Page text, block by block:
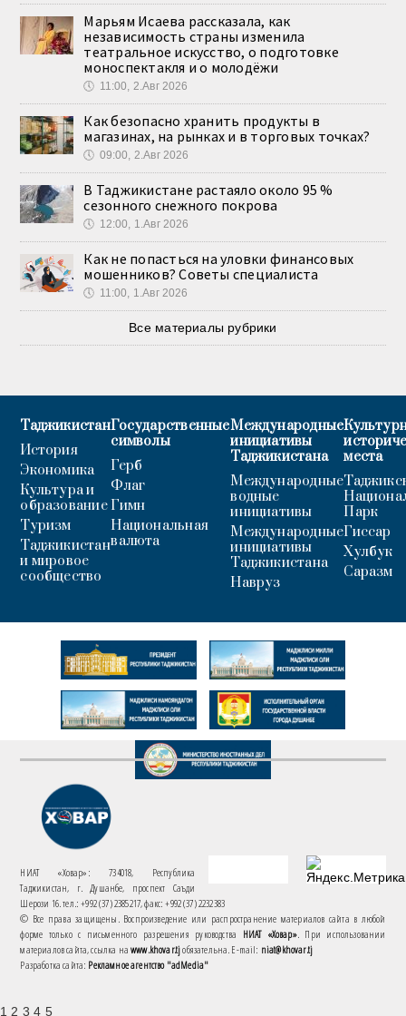
Марьям Исаева рассказала, как
независимость страны изменила
театральное искусство, о подготовке
моноспектакля и о молодёжи
🕔 11:00, 2.Авг 2026
Как безопасно хранить продукты в
магазинах, на рынках и в торговых точках?
🕔 09:00, 2.Авг 2026
В Таджикистане растаяло около 95 %
сезонного снежного покрова
🕔 12:00, 1.Авг 2026
Как не попасться на уловки финансовых
мошенников? Советы специалиста
🕔 11:00, 1.Авг 2026
Все материалы рубрики
Таджикистан
История
Экономика
Культура и
образование
Туризм
Таджикистан
и мировое
сообщество
Государственные
символы
Герб
Флаг
Гимн
Национальная
валюта
Международные
инициативы
Таджикистана
Международные
водные
инициативы
Международные
инициативы
Таджикистана
Навруз
места
Парк
Гиссар
Хулбук
Саразм
НИАТ «Ховар»: 734018, Республика
Таджикистан, г. Душанбе, проспект Саъди
Шерози 16. тел.: +992 (37) 2385217, факс: +992 (37) 2232383
© Все права защищены. Воспроизведение или распространение материалов сайта в любой
форме только с письменного разрешения руководства НИАТ «Ховар». При использовании
материалов сайта, ссылка наwww.khovar.tjобязательна. E-mail: niat@khovar.tj
Разработка сайта: Рекламное агентство "adMedia"
1 2 3 4 5